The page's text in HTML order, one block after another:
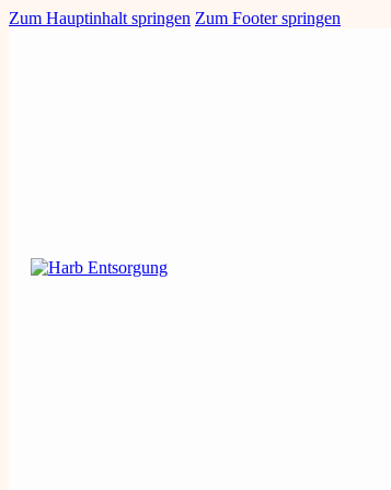
Zum Hauptinhalt springen Zum Footer springen